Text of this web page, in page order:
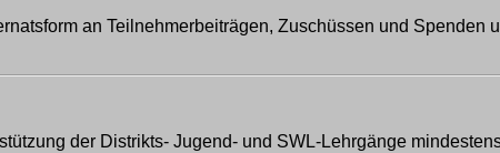
an Teilnehmerbeiträgen, Zuschüssen und Spenden
der Distrikts- Jugend- und SWL-Lehrgänge